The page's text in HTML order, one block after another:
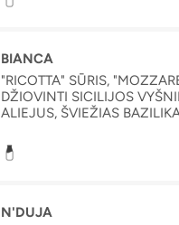
BIANCA
"RICOTTA" SŪRIS,
DŽIOVINTI SICILIJOS
ALIEJUS, ŠVIEŽIAS
N'DUJA